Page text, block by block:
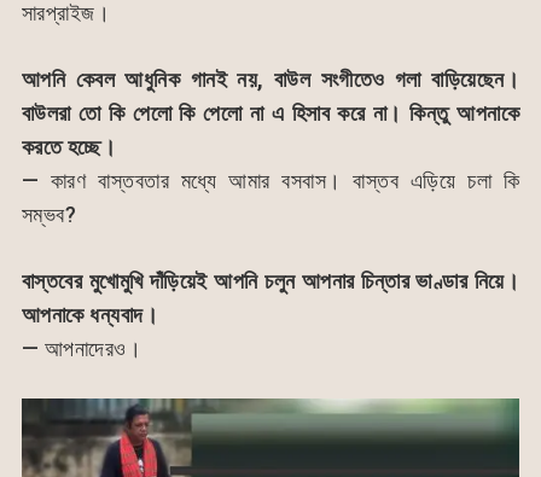
সারপ্রাইজ।
আপনি কেবল আধুনিক গানই নয়, বাউল সংগীতেও গলা বাড়িয়েছেন।
বাউলরা তো কি পেলো কি পেলো না এ হিসাব করে না। কিন্তু আপনাকে
করতে হচ্ছে।
— কারণ বাস্তবতার মধ্যে আমার বসবাস। বাস্তব এড়িয়ে চলা কি
সম্ভব?
বাস্তবের মুখোমুখি দাঁড়িয়েই আপনি চলুন আপনার চিন্তার ভাণ্ডার নিয়ে।
আপনাকে ধন্যবাদ।
— আপনাদেরও।